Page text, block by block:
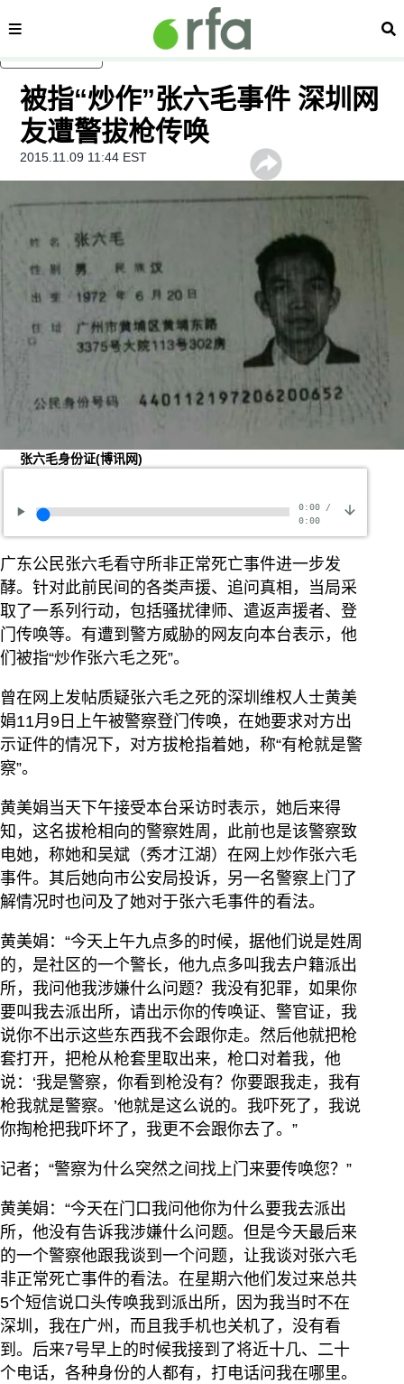
内容分类 搜
被指“炒作”张六毛事件 深圳网
友遭警拔枪传唤
2015.11.09 11:44 EST
张六毛身份证(博讯网)
0:00/
0:00
广东公民张六毛看守所非正常死亡事件进一步发
酵。针对此前民间的各类声援、追问真相，当局采
取了一系列行动，包括骚扰律师、遣返声援者、登
门传唤等。有遭到警方威胁的网友向本台表示，他
们被指“炒作张六毛之死”。
曾在网上发帖质疑张六毛之死的深圳维权人士黄美
娟11月9日上午被警察登门传唤，在她要求对方出
示证件的情况下，对方拔枪指着她，称“有枪就是警
察”。
黄美娟当天下午接受本台采访时表示，她后来得
知，这名拔枪相向的警察姓周，此前也是该警察致
电她，称她和吴斌（秀才江湖）在网上炒作张六毛
事件。其后她向市公安局投诉，另一名警察上门了
解情况时也问及了她对于张六毛事件的看法。
黄美娟：“今天上午九点多的时候，据他们说是姓周
的，是社区的一个警长，他九点多叫我去户籍派出
所，我问他我涉嫌什么问题？我没有犯罪，如果你
要叫我去派出所，请出示你的传唤证、警官证，我
说你不出示这些东西我不会跟你走。然后他就把枪
套打开，把枪从枪套里取出来，枪口对着我，他
说：‘我是警察，你看到枪没有？你要跟我走，我有
枪我就是警察。’他就是这么说的。我吓死了，我说
你掏枪把我吓坏了，我更不会跟你去了。”
记者；“警察为什么突然之间找上门来要传唤您？”
黄美娟：“今天在门口我问他你为什么要我去派出
所，他没有告诉我涉嫌什么问题。但是今天最后来
的一个警察他跟我谈到一个问题，让我谈对张六毛
非正常死亡事件的看法。在星期六他们发过来总共
5个短信说口头传唤我到派出所，因为我当时不在
深圳，我在广州，而且我手机也关机了，没有看
到。后来7号早上的时候我接到了将近十几、二十
个电话，各种身份的人都有，打电话问我在哪里。